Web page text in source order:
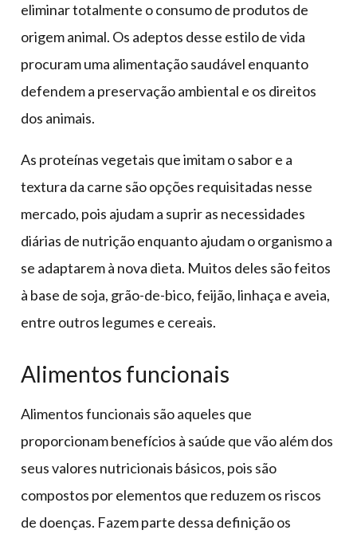
eliminar totalmente o consumo de produtos de
origem animal. Os adeptos desse estilo de vida
procuram uma alimentação saudável enquanto
defendem a preservação ambiental e os direitos
dos animais.
As proteínas vegetais que imitam o sabor e a
textura da carne são opções requisitadas nesse
mercado, pois ajudam a suprir as necessidades
diárias de nutrição enquanto ajudam o organismo a
se adaptarem à nova dieta. Muitos deles são feitos
à base de soja, grão-de-bico, feijão, linhaça e aveia,
entre outros legumes e cereais.
Alimentos funcionais
Alimentos funcionais são aqueles que
proporcionam benefícios à saúde que vão além dos
seus valores nutricionais básicos, pois são
compostos por elementos que reduzem os riscos
de doenças. Fazem parte dessa definição os